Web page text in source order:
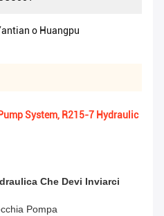
o Huangpu
System, R215-7 Hydraulic
Che Devi Inviarci
Pompa